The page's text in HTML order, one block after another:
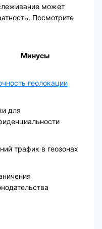
может
Посмотрите
Минусы
геолокации
для
трафик в геозонах